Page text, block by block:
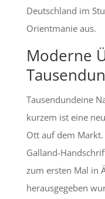
Deutschland im
Orientmanie aus.
Moderne
Tausendundeine
kurzem ist eine
Ott auf dem
Galland-
zum ersten Mal in
herausgegeben